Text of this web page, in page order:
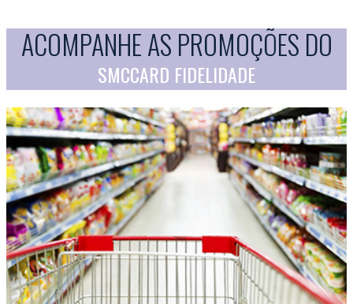
ACOMPANHE AS PROMOÇÕES DO
SMCCARD FIDELIDADE